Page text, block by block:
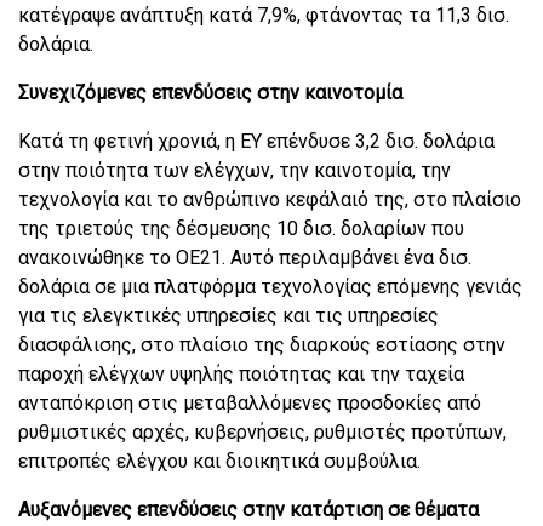
κατέγραψε ανάπτυξη κατά 7,9%, φτάνοντας τα 11,3 δισ.
δολάρια.
Συνεχιζόμενες επενδύσεις στην καινοτομία
Κατά τη φετινή χρονιά, η EY επένδυσε 3,2 δισ. δολάρια
στην ποιότητα των ελέγχων, την καινοτομία, την
τεχνολογία και το ανθρώπινο κεφάλαιό της, στο πλαίσιο
της τριετούς της δέσμευσης 10 δισ. δολαρίων που
ανακοινώθηκε το ΟΕ21. Αυτό περιλαμβάνει ένα δισ.
δολάρια σε μια πλατφόρμα τεχνολογίας επόμενης γενιάς
για τις ελεγκτικές υπηρεσίες και τις υπηρεσίες
διασφάλισης, στο πλαίσιο της διαρκούς εστίασης στην
παροχή ελέγχων υψηλής ποιότητας και την ταχεία
ανταπόκριση στις μεταβαλλόμενες προσδοκίες από
ρυθμιστικές αρχές, κυβερνήσεις, ρυθμιστές προτύπων,
επιτροπές ελέγχου και διοικητικά συμβούλια.
Αυξανόμενες επενδύσεις στην κατάρτιση σε θέματα